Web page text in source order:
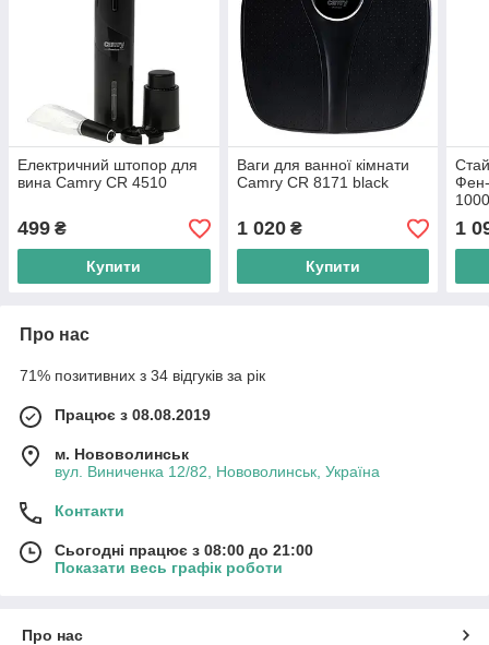
Електричний штопор для
вина Camry CR 4510
499 ₴
Купити
Ваги для ванної кімнати
Camry CR 8171 black
1 020₴
Купити
1
Про нас
71% позитивних з 34 відгуків за рік
Працює з 08.08.2019
м. Нововолинськ
вул. Виниченка 12/82, Нововолинськ, Україна
Контакти
Сьогодні працює з 08:00 до 21:00
Показати весь графік роботи
Про нас